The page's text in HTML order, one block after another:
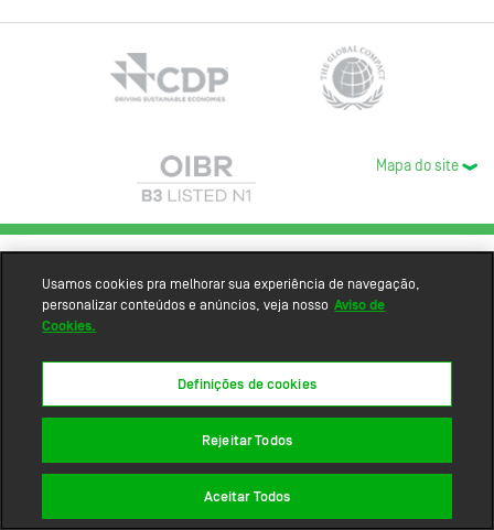
Mapa do site
Usamos cookies pra melhorar sua experiência de navegação,
personalizar conteúdos e anúncios, veja nosso Aviso de
Cookies.
Definições de cookies
Rejeitar Todos
Aceitar Todos